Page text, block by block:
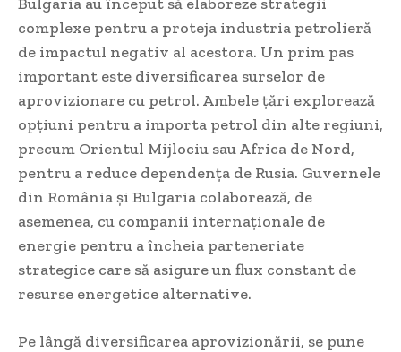
complexe pentru a proteja industria petrolieră
de impactul negativ al acestora. Un prim pas
important este diversificarea surselor de
aprovizionare cu petrol. Ambele țări explorează
opțiuni pentru a importa petrol din alte regiuni,
precum Orientul Mijlociu sau Africa de Nord,
pentru a reduce dependența de Rusia. Guvernele
din România și Bulgaria colaborează, de
asemenea, cu companii internaționale de
energie pentru a încheia parteneriate
strategice care să asigure un flux constant de
resurse energetice alternative.
Pe lângă diversificarea aprovizionării, se pune